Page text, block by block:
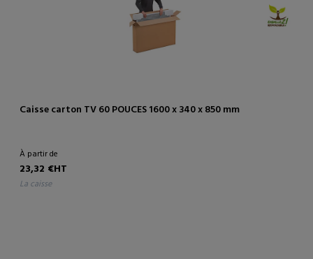
Caisse carton TV 60 POUCES 1600 x 340 x 850 mm
À partir de
23,32 €HT
la caisse